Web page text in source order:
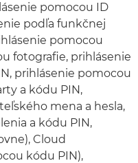
pomocou ID
podľa funkčnej
pomocou
fotografie, prihlásenie
prihlásenie pomocou
a kódu PIN,
mena a hesla,
a kódu PIN,
Cloud
kódu PIN),